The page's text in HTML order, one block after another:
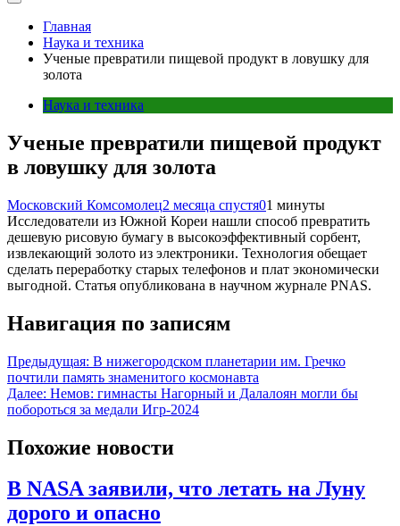
Главная
Наука и техника
Ученые превратили пищевой продукт в ловушку для
золота
Наука и техника
Ученые превратили пищевой продукт
в ловушку для золота
Московский Комсомолец2 месяца спустя01 минуты
Исследователи из Южной Кореи нашли способ превратить
дешевую рисовую бумагу в высокоэффективный сорбент,
извлекающий золото из электроники. Технология обещает
сделать переработку старых телефонов и плат экономически
выгодной. Статья опубликована в научном журнале PNAS.
Навигация по записям
Предыдущая: В нижегородском планетарии им. Гречко
почтили память знаменитого космонавта
Далее: Немов: гимнасты Нагорный и Далалоян могли бы
побороться за медали Игр-2024
Похожие новости
В NASA заявили, что летать на Луну
дорого и опасно